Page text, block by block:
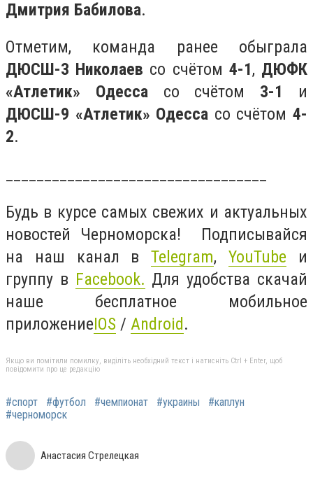
Дмитрия Бабилова.
Отметим, команда ранее обыграла
ДЮСШ-3 Николаев со счётом 4-1, ДЮФК
«Атлетик» Одессасо счётом 3-1
и
ДЮСШ-9 «Атлетик» Одесса со счётом4-
2.
Будь в курсе самых свежих и актуальных
новостей Черноморска! Подписывайся
на наш канал вTelegram,YouTube и
группу в Facebook. Для удобства скачай
наше бесплатное мобильное
приложениеIOS / Android.
Якщо ви помітили помилку, виділіть необхідний текст і натисніть Ctrl + Enter, щоб
повідомити про це редакцію
#спорт #футбол #чемпионат #украины
#каплун
#черноморск
Анастасия Стрелецкая